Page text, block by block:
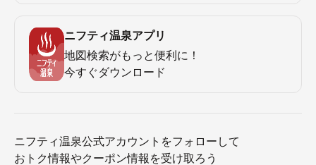
ニフティ温泉アプリ
地図検索がもっと便利に！
今すぐダウンロード
ニフティ温泉公式アカウントをフォローして
おトク情報やクーポン情報を受け取ろう